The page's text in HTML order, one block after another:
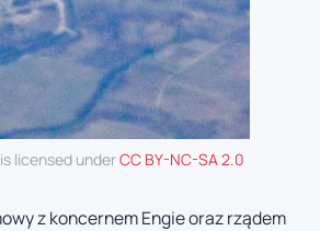
is licensed underCC BY-NC-SA 2.0
z koncernem Engie oraz rządem